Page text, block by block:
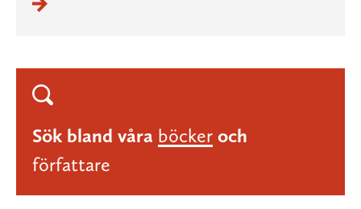
Sök bland våra böcker och
författare